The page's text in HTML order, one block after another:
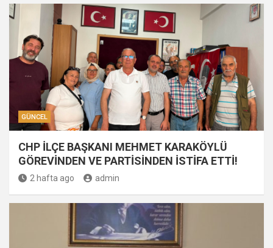
GÜNCEL
CHP İLÇE BAŞKANI MEHMET KARAKÖYLÜ
GÖREVİNDEN VE PARTİSİNDEN İSTİFA ETTİ!
2 hafta ago admin